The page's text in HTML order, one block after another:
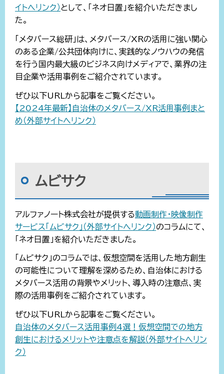
イトへリンク）として、「ネオ日置」を紹介いただきまし
た。
「メタバース総研」は、メタバース/XRの活用に強い関心
のある企業/公共団体向けに、実践的なノウハウの発信
を行う国内最大級のビジネス向けメディアで、業界の注
目企業や活用事例をご紹介されています。
ぜひ以下URLから記事をご覧ください。
【2024年最新】自治体のメタバース/XR活用事例まと
め（外部サイトへリンク）
ムビサク
アルファノート株式会社が提供する動画制作・映像制作
サービス「ムビサク」（外部サイトへリンク）のコラムにて、
「ネオ日置」を紹介いただきました。
「ムビサク」のコラムでは、仮想空間を活用した地方創生
の可能性について理解を深めるため、自治体における
メタバース活用の背景やメリット、導入時の注意点、実
際の活用事例をご紹介されています。
ぜひ以下URLから記事をご覧ください。
自治体のメタバース活用事例4選！仮想空間での地方
創生におけるメリットや注意点を解説（外部サイトへリン
ク）